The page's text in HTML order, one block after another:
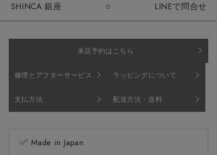
SHINCA 銀座 ○ LINEで問合せ
来店予約はこちら
修理とアフターサービス ラッピングについて
支払方法 配送方法・送料
Made in Japan